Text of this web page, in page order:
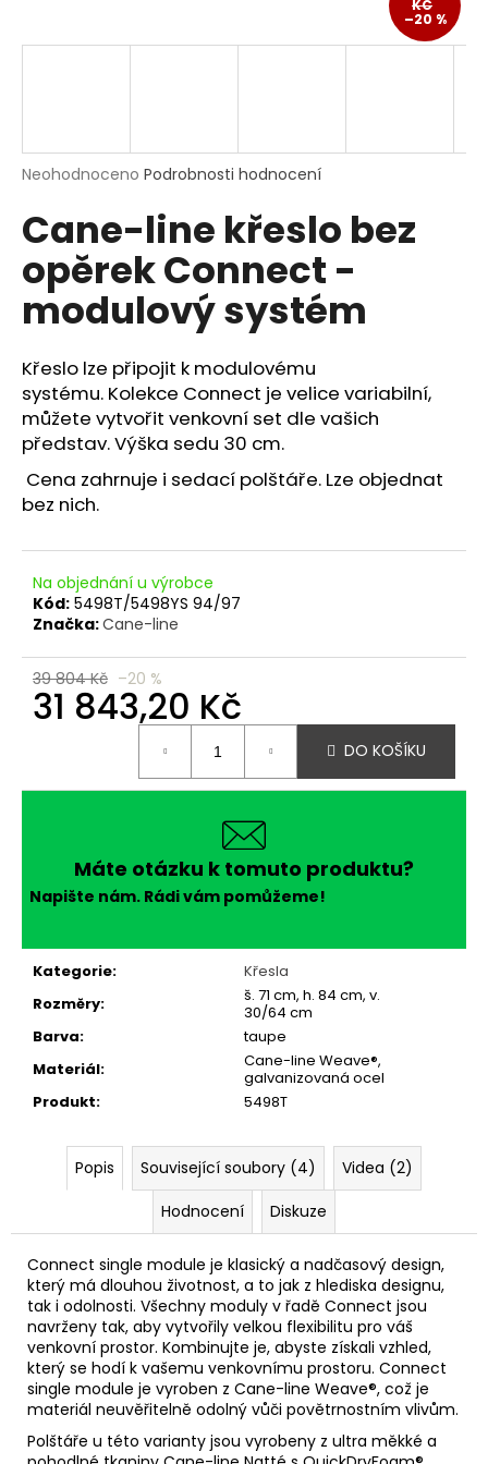
Průměrné
produktu
je
z
5
hvězdiček.
Neohodnoceno Podrobnosti hodnocení
Cane-line křeslo bez
opěrek Connect -
modulový systém
Křeslo lze připojit k modulovému
systému. Kolekce Connect je velice variabilní,
můžete vytvořit venkovní set dle vašich
představ. Výška sedu 30 cm.
Cena zahrnuje i sedací polštáře. Lze objednat
bez nich.
Na objednání u výrobce
Kód: 5498T/5498YS 94/97
Značka:Cane-line
39 804 Kč –20 %
31 843,20 Kč
DO KOŠÍKU
Máte otázku k tomuto produktu?
Napište nám. Rádi vám pomůžeme!
Kategorie:
Křesla
Rozměry:
š. 71 cm, h. 84 cm, v.
30/64 cm
Barva:
taupe
Materiál:
Cane-line Weave®,
galvanizovaná ocel
Produkt: 5498T
KČ
–20 %
Popis Související soubory (4)
Videa (2)
Hodnocení
Diskuze
Connect single module je klasický a nadčasový design,
který má dlouhou životnost, a to jak z hlediska designu,
tak i odolnosti. Všechny moduly v řadě Connect jsou
navrženy tak, aby vytvořily velkou flexibilitu pro váš
venkovní prostor. Kombinujte je, abyste získali vzhled,
který se hodí k vašemu venkovnímu prostoru. Connect
single module je vyroben z Cane-line Weave®, což je
materiál neuvěřitelně odolný vůči povětrnostním vlivům.
Polštáře u této varianty jsou vyrobeny z ultra měkké a
j
o
p
o
r
u
č
u
m
e